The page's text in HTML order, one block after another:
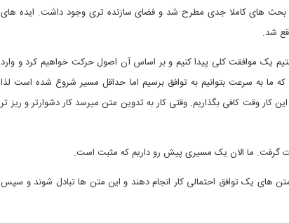
بحث های کاملا جدی مطرح شد و فضای سازنده تری وجود داشت. ایده های
شد.
یک موافقت کلی پیدا کنیم و بر اساس آن اصول حرکت خواهیم کرد و وارد
ما به سرعت بتوانیم به توافق برسیم اما حداقل مسیر شروع شده است لذا
کار وقت کافی بگذاریم. وقتی کار به تدوین متن میرسد کار دشوارتر و ریز تر
گرفت. ما الان یک مسیری پیش رو داریم که مثبت است.
های یک توافق احتمالی کار انجام دهند و این متن ها تبادل شوند و سپس